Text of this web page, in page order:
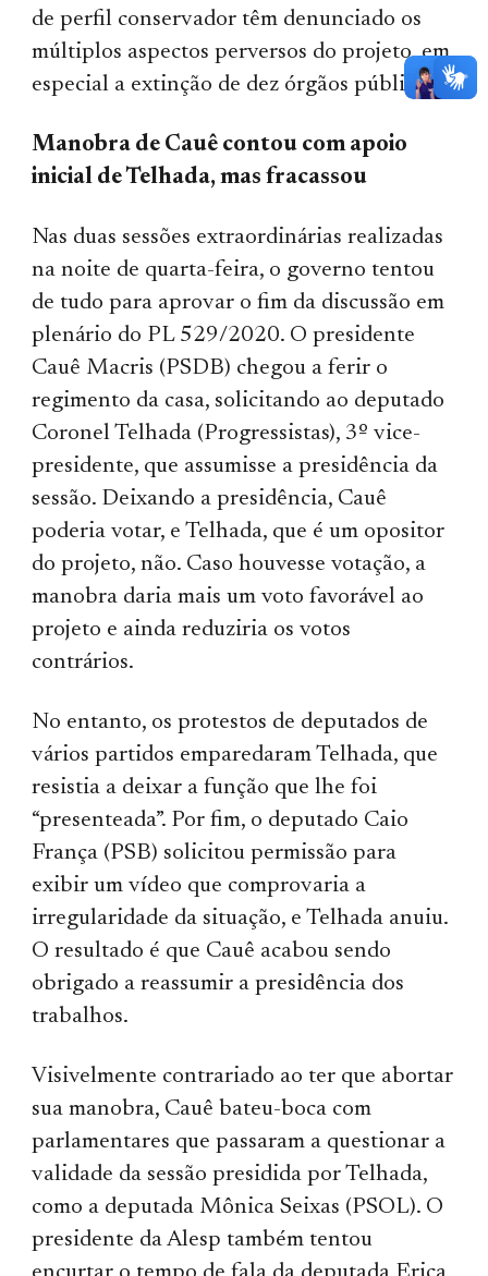
de perfil conservador têm denunciado os
múltiplos aspectos perversos do projeto, em
especial a extinção de dez órgãos públicos.
Manobra de Cauê contou com apoio
inicial de Telhada, mas fracassou
Nas duas sessões extraordinárias realizadas
na noite de quarta-feira, o governo tentou
de tudo para aprovar o fim da discussão em
plenário do PL 529/2020. O presidente
Cauê Macris (PSDB) chegou a ferir o
regimento da casa, solicitando ao deputado
Coronel Telhada (Progressistas), 3º vice-
presidente, que assumisse a presidência da
sessão. Deixando a presidência, Cauê
poderia votar, e Telhada, que é um opositor
do projeto, não. Caso houvesse votação, a
manobra daria mais um voto favorável ao
projeto e ainda reduziria os votos
contrários.
No entanto, os protestos de deputados de
vários partidos emparedaram Telhada, que
resistia a deixar a função que lhe foi
“presenteada”. Por fim, o deputado Caio
França (PSB) solicitou permissão para
exibir um vídeo que comprovaria a
irregularidade da situação, e Telhada anuiu.
O resultado é que Cauê acabou sendo
obrigado a reassumir a presidência dos
trabalhos.
Visivelmente contrariado ao ter que abortar
sua manobra, Cauê bateu-boca com
parlamentares que passaram a questionar a
validade da sessão presidida por Telhada,
como a deputada Mônica Seixas (PSOL). O
presidente da Alesp também tentou